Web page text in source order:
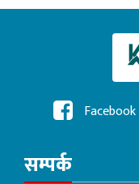
Facebook
सम्पर्क